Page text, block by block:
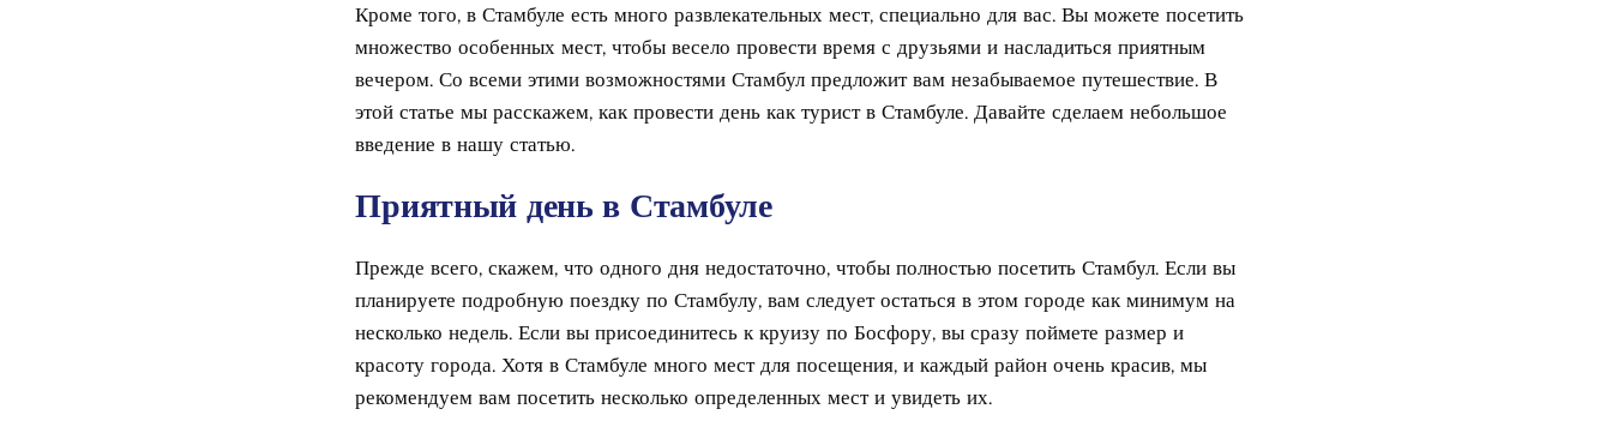
Кроме того, в Стамбуле есть много развлекательных мест, специально для вас. Вы можете посетить
множество особенных мест, чтобы весело провести время с друзьями и насладиться приятным
вечером. Со всеми этими возможностями Стамбул предложит вам незабываемое путешествие. В
этой статье мы расскажем, как провести день как турист в Стамбуле. Давайте сделаем небольшое
введение в нашу статью.
Приятный день в Стамбуле
Прежде всего, скажем, что одного дня недостаточно, чтобы полностью посетить Стамбул. Если вы
планируете подробную поездку по Стамбулу, вам следует остаться в этом городе как минимум на
несколько недель. Если вы присоединитесь к круизу по Босфору, вы сразу поймете размер и
красоту города. Хотя в Стамбуле много мест для посещения, и каждый район очень красив, мы
рекомендуем вам посетить несколько определенных мест и увидеть их.